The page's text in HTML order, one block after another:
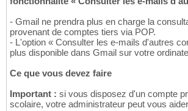
- Gmail ne prendra plus en charge la
provenant de comptes tiers via POP.
- L'option « Consulter les e-mails d'autres
plus disponible dans Gmail sur votre
Ce que vous devez faire
Important : si vous disposez d'un compte
scolaire, votre administrateur peut vous